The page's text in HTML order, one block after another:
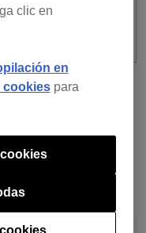
a la lista
clic en
en
cookiespara